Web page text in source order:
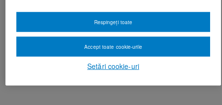
Setări cookie-uri
Respingeți toate
Accept toate cookie-urile